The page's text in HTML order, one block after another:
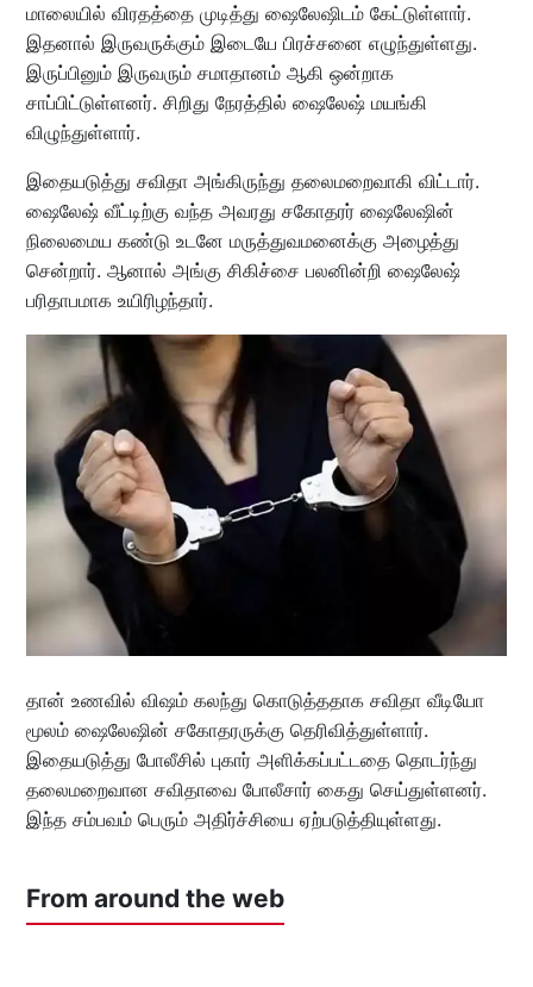
மாலையில் விரதத்தை முடித்து ஷைலேஷிடம் கேட்டுள்ளார்.
இதனால் இருவருக்கும் இடையே பிரச்சனை எழுந்துள்ளது.
இருப்பினும் இருவரும் சமாதானம் ஆகி ஒன்றாக
சாப்பிட்டுள்ளனர். சிறிது நேரத்தில் ஷைலேஷ் மயங்கி
விழுந்துள்ளார்.
இதையடுத்து சவிதா அங்கிருந்து தலைமறைவாகி விட்டார்.
ஷைலேஷ் வீட்டிற்கு வந்த அவரது சகோதரர் ஷைலேஷின்
நிலைமைய கண்டு உடனே மருத்துவமனைக்கு அழைத்து
சென்றார். ஆனால் அங்கு சிகிச்சை பலனின்றி ஷைலேஷ்
பரிதாபமாக உயிரிழந்தார்.
தான் உணவில் விஷம் கலந்து கொடுத்ததாக சவிதா வீடியோ
மூலம் ஷைலேஷின் சகோதரருக்கு தெரிவித்துள்ளார்.
இதையடுத்து போலீசில் புகார் அளிக்கப்பட்டதை தொடர்ந்து
தலைமறைவான சவிதாவை போலீசார் கைது செய்துள்ளனர்.
இந்த சம்பவம் பெரும் அதிர்ச்சியை ஏற்படுத்தியுள்ளது.
From around the web